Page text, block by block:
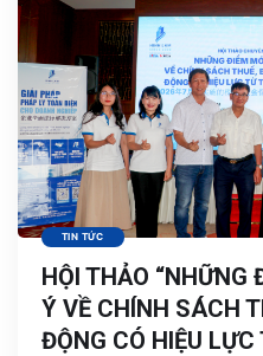
TIN TỨC
HỘI THẢO “NHỮNG
Ý VỀ CHÍNH SÁCH
ĐỘNG CÓ HIỆU